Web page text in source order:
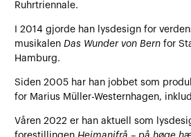
Ruhrtriennale.
I 2014 gjorde han lysdesign for
musikalenDas Wunder von Bern for
Hamburg.
Siden 2005 har han jobbet som
for Marius Müller-Westernhagen,
Våren 2022 er han aktuell som